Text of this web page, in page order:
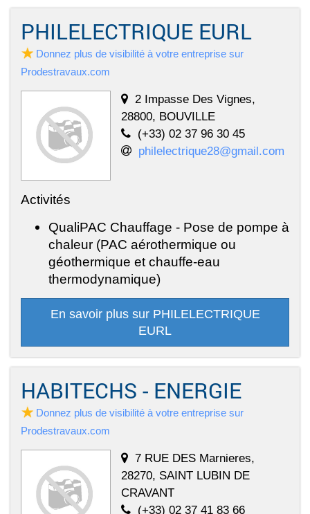
PHILELECTRIQUE EURL
Donnez plus de visibilité à votre entreprise sur
Prodestravaux.com
2 Impasse Des Vignes,
28800, BOUVILLE
(+33) 02 37 96 30 45
philelectrique28@gmail.com
Activités
QualiPAC Chauffage - Pose de pompe à
chaleur (PAC aérothermique ou
géothermique et chauffe-eau
thermodynamique)
En savoir plus sur PHILELECTRIQUE
EURL
HABITECHS - ENERGIE
Donnez plus de visibilité à votre entreprise sur
Prodestravaux.com
7 RUE DES Marnieres,
28270, SAINT LUBIN DE
CRAVANT
(+33) 02 37 41 83 66